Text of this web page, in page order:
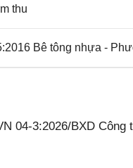
thu
Bê tông nhựa -
04-3:2026/BXD